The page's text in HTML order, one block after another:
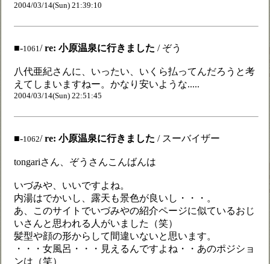
2004/03/14(Sun) 21:39:10
■-1061/re: 小原温泉に行きました / ぞう
八代亜紀さんに、いったい、いくら払ってんだろうと考
えてしまいますねー。かなり安いような.....
2004/03/14(Sun) 22:51:45
■-1062/re: 小原温泉に行きました / スーバイザー
tongariさん、ぞうさんこんばんは
いづみや、いいですよね。
内湯はでかいし、露天も景色が良いし・・・。
あ、このサイトでいづみやの紹介ページに似ているおじ
いさんと思われる人がいました（笑）
髪型や顔の形からして間違いないと思います。
・・・女風呂・・・見えるんですよね・・あのポジショ
ンは（笑）